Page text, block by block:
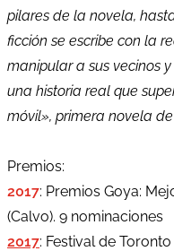
pilares de la novela,
ficción se escribe con la
manipular a sus vecinos
una historia real que
móvil», primera novela
Premios:
2017: Premios Goya:
(Calvo). 9 nominaciones
2017: Festival de Toronto